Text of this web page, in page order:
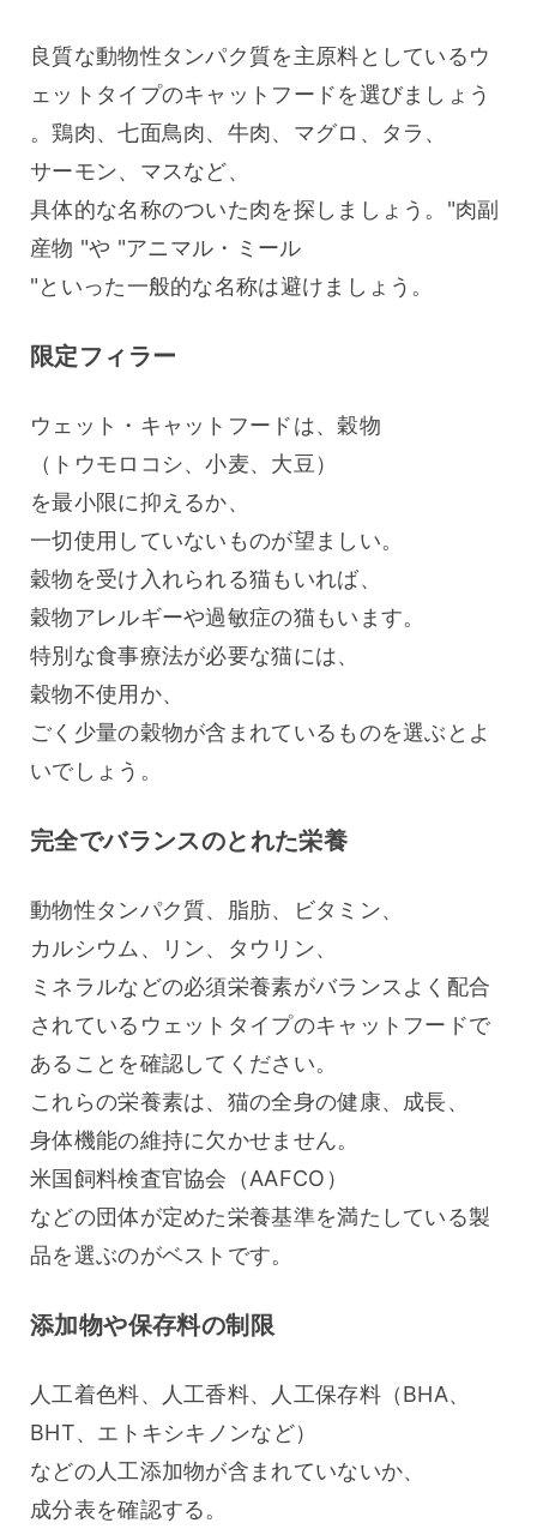
良質な動物性タンパク質を主原料としているウ
ェットタイプのキャットフードを選びましょう
。鶏肉、七面鳥肉、牛肉、マグロ、タラ、
サーモン、マスなど、
具体的な名称のついた肉を探しましょう。"肉副
産物 "や "アニマル・ミール
"といった一般的な名称は避けましょう。
限定フィラー
ウェット・キャットフードは、穀物
（トウモロコシ、小麦、大豆）
を最小限に抑えるか、
一切使用していないものが望ましい。
穀物を受け入れられる猫もいれば、
穀物アレルギーや過敏症の猫もいます。
特別な食事療法が必要な猫には、
穀物不使用か、
ごく少量の穀物が含まれているものを選ぶとよ
いでしょう。
完全でバランスのとれた栄養
動物性タンパク質、脂肪、ビタミン、
カルシウム、リン、タウリン、
ミネラルなどの必須栄養素がバランスよく配合
されているウェットタイプのキャットフードで
あることを確認してください。
これらの栄養素は、猫の全身の健康、成長、
身体機能の維持に欠かせません。
米国飼料検査官協会（AAFCO）
などの団体が定めた栄養基準を満たしている製
品を選ぶのがベストです。
添加物や保存料の制限
人工着色料、人工香料、人工保存料（BHA、
BHT、エトキシキノンなど）
などの人工添加物が含まれていないか、
成分表を確認する。